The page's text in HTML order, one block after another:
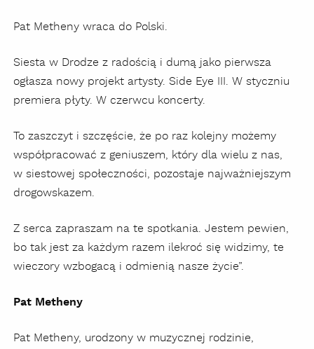
Pat Metheny wraca do Polski.
Siesta w Drodze z radością i dumą jako pierwsza
ogłasza nowy projekt artysty. Side Eye III. W styczniu
premiera płyty. W czerwcu koncerty.
To zaszczyt i szczęście, że po raz kolejny możemy
współpracować z geniuszem, który dla wielu z nas,
w siestowej społeczności, pozostaje najważniejszym
drogowskazem.
Z serca zapraszam na te spotkania. Jestem pewien,
bo tak jest za każdym razem ilekroć się widzimy, te
wieczory wzbogacą i odmienią nasze życie”.
Pat Metheny
Pat Metheny, urodzony w muzycznej rodzinie,